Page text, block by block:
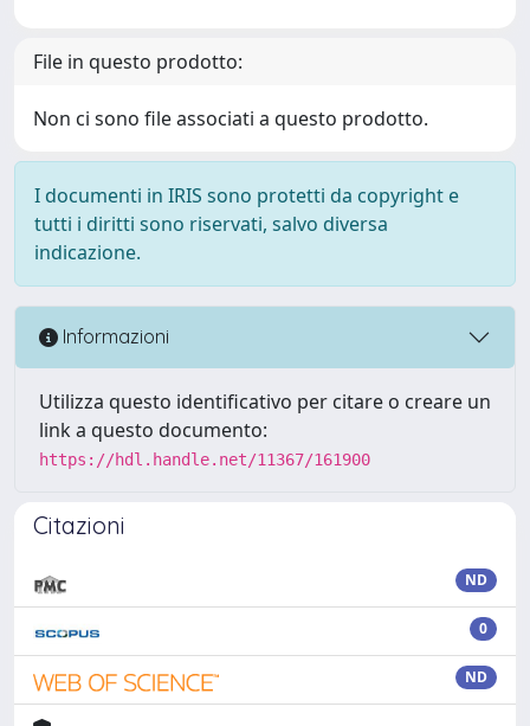
File in questo prodotto:
Non ci sono file associati a questo prodotto.
I documenti in IRIS sono protetti da copyright e
tutti i diritti sono riservati, salvo diversa
indicazione.
Informazioni
Utilizza questo identificativo per citare o creare un
link a questo documento:
https://hdl.handle.net/11367/161900
Citazioni
ND
0
ND